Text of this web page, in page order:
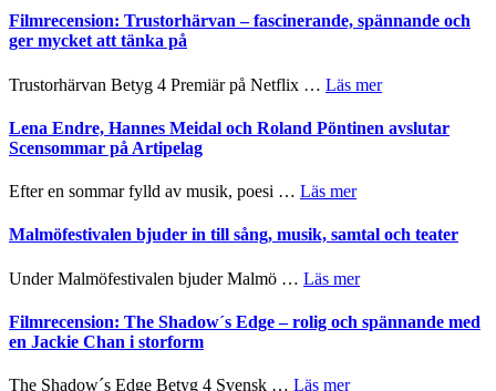
och
kompott
Sweden
Jazz
–
Delvis
vidsträckta
Filmrecension: Trustorhärvan – fascinerande, spännande och
ger mycket att tänka på
Trustorhärvan Betyg 4 Premiär på Netflix … Läs merom
Trustorhärvan
mycket
Lena Endre, Hannes Meidal och Roland Pöntinen avslutar
Scensommar på Artipelag
Efter en sommar fylld av musik, poesi … Läs merom
Endre,
och
Pöntinen
Malmöfestivalen bjuder in till sång, musik, samtal och teater
Under Malmöfestivalen bjuder Malmö … Läs merom
bjuder
in
Filmrecension: The Shadow´s Edge – rolig och spännande med
en Jackie Chan i storform
The Shadow´s Edge Betyg 4 Svensk … Läs merom